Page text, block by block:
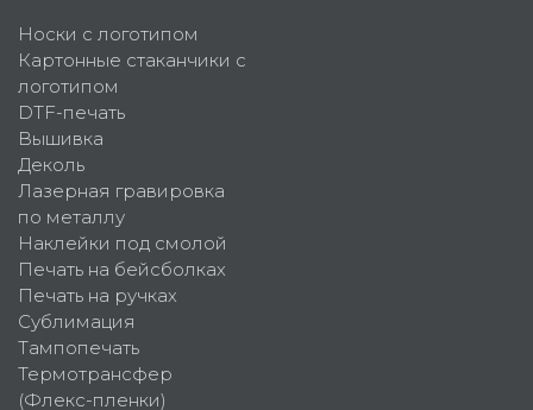
Носки с логотипом
Картонные стаканчики с
логотипом
DTF-печать
Вышивка
Деколь
Лазерная гравировка
по металлу
Наклейки под смолой
Печать на бейсболках
Печать на ручках
Сублимация
Тампопечать
Термотрансфер
(Флекс-пленки)